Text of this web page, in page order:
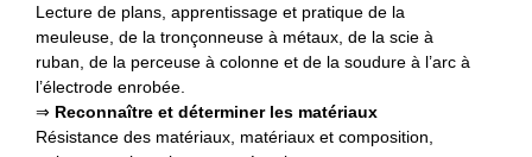
Lecture de plans, apprentissage et pratique de la
meuleuse, de la tronçonneuse à métaux, de la scie à
ruban, de la perceuse à colonne et de la soudure à l’arc à
l’électrode enrobée.
⇒ Reconnaître et déterminer les matériaux
Résistance des matériaux, matériaux et composition,